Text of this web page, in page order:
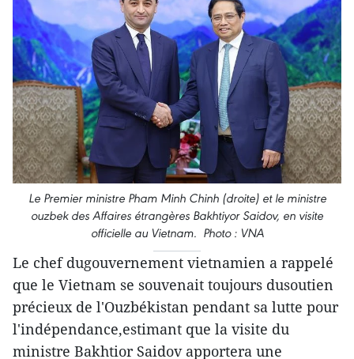
Le Premier ministre Pham Minh Chinh (droite) et le ministre
ouzbek des Affaires étrangères Bakhtiyor Saidov, en visite
officielle au Vietnam. Photo : VNA
Le chef dugouvernement vietnamien a rappelé
que le Vietnam se souvenait toujours dusoutien
précieux de l'Ouzbékistan pendant sa lutte pour
l'indépendance,estimant que la visite du
ministre Bakhtior Saidov apportera une